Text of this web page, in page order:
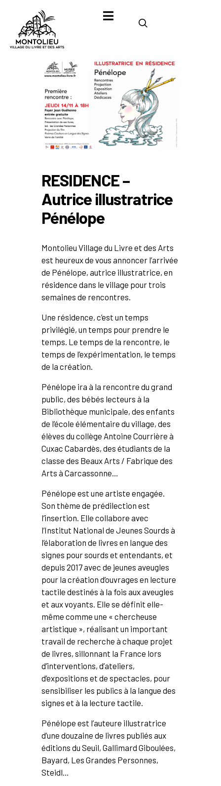
RESIDENCE –
Autrice illustratrice
Pénélope
Montolieu Village du Livre et des Arts
est heureux de vous annoncer l’arrivée
de Pénélope, autrice illustratrice, en
résidence dans le village pour trois
semaines de rencontres.
Une résidence, c’est un temps
privilégié, un temps pour prendre le
temps. Le temps de la rencontre, le
temps de l’expérimentation, le temps
de la création.
Pénélope ira à la rencontre du grand
public, des bébés lecteurs à la
Bibliothèque municipale, des enfants
de l’école élémentaire du village, des
élèves du collège Antoine Courrière à
Cuxac Cabardès, des étudiants de la
classe des Beaux Arts / Fabrique des
Arts à Carcassonne…
Pénélope est une artiste engagée.
Son thème de prédilection est
l’insertion. Elle collabore avec
l’Institut National de Jeunes Sourds à
l’élaboration de livres en langue des
signes pour sourds et entendants, et
depuis 2017 avec de jeunes aveugles
pour la création d’ouvrages en lecture
tactile destinés à la fois aux aveugles
et aux voyants. Elle se définit elle-
même comme une « chercheuse
artistique », réalisant un important
travail de recherche à chaque projet
de livres, sillonnant la France lors
d’interventions, d’ateliers,
d’expositions et de spectacles, pour
sensibiliser les publics à la langue des
signes et à la lecture tactile.
Pénélope est l’auteure illustratrice
d’une douzaine de livres publiés aux
éditions du Seuil, Gallimard Giboulées,
Bayard, Les Grandes Personnes,
Steidl…